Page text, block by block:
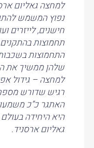
למחצה גאליום
נפוץ המשמש
חישנים, לייזרים
תחמוצות
התחמוצות
שלהן ממשיך את
למחצה – גידול
רגיש שדורש
האתגר כ”כ
היא היחידה
גאליום ארסניד.